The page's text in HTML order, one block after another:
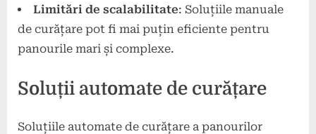
Limitări de scalabilitate: Soluțiile manuale
de curățare pot fi mai puțin eficiente pentru
panourile mari și complexe.
Soluții automate de curățare
Soluțiile automate de curățare a panourilor